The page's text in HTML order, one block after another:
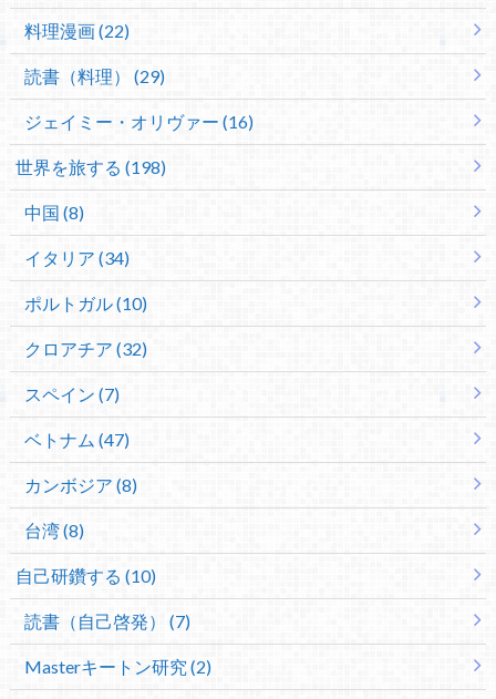
料理漫画 (22)
読書（料理） (29)
ジェイミー・オリヴァー (16)
世界を旅する (198)
中国 (8)
イタリア (34)
ポルトガル (10)
クロアチア (32)
スペイン (7)
ベトナム (47)
カンボジア (8)
台湾 (8)
自己研鑽する (10)
読書（自己啓発） (7)
Masterキートン研究 (2)